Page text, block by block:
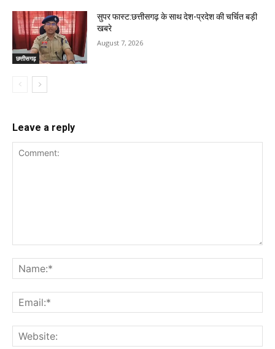
छत्तीसगढ़
सुपर फास्ट:छत्तीसगढ़ के साथ देश-प्रदेश की चर्चित बड़ी
खबरे
August 7, 2026
Leave a reply